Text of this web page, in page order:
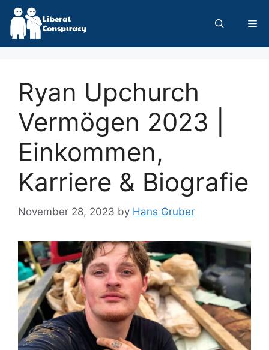
Skip
content
Ryan Upchurch
Vermögen 2023 |
Einkommen,
Karriere & Biografie
November 28, 2023 by Hans Gruber